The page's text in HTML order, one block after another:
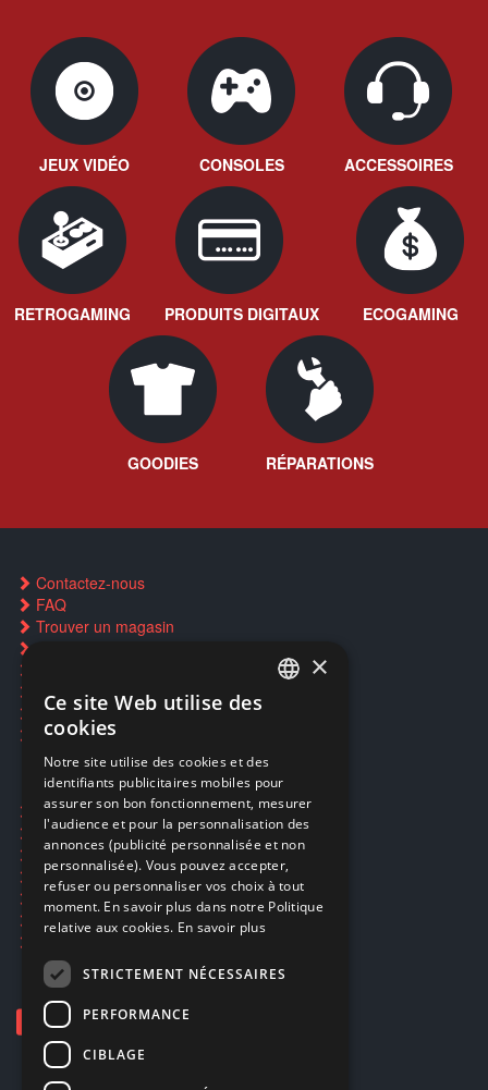
JEUX VIDÉO CONSOLES ACCESSOIRES
RETROGAMING PRODUITS DIGITAUX ECOGAMING
GOODIES RÉPARATIONS
Contactez-nous
FAQ
Trouver un magasin
Restauration CD griffés
Réparations & SAV
Smartpoints
Ecogaming
Expédition & retours
Confidentialité
Conditions générales
EA Sport UFC 6
Call of Duty: Modern Warfare 4
Rachat et revente de jeux en cash
ENGLISH
×
Ce site Web utilise des
cookies
Notre site utilise des cookies et des
identifiants publicitaires mobiles pour
assurer son bon fonctionnement, mesurer
l'audience et pour la personnalisation des
annonces (publicité personnalisée et non
personnalisée). Vous pouvez accepter,
refuser ou personnaliser vos choix à tout
moment. En savoir plus dans notre Politique
relative aux cookies. En savoir plus
STRICTEMENT NÉCESSAIRES
PERFORMANCE
CIBLAGE